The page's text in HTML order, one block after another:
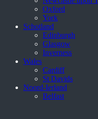
Oxford
York
Schotland
Edinburgh
Glasgow
Inverness
Wales
Cardiff
St Davids
Noord-Ierland
Belfast